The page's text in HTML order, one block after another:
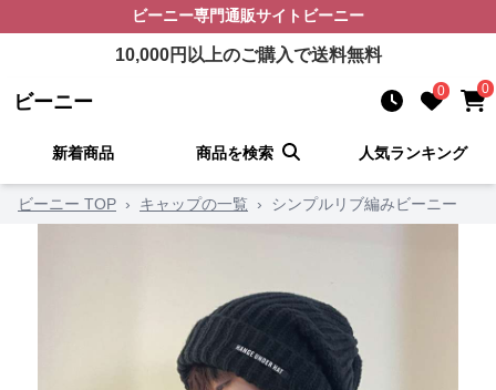
ビーニー専門通販サイト ビーニー
10,000円以上のご購入で送料無料
ビーニー 0 0
新着商品 商品を検索 人気ランキング
ビーニー TOP › キャップの一覧 › シンプルリブ編みビーニー